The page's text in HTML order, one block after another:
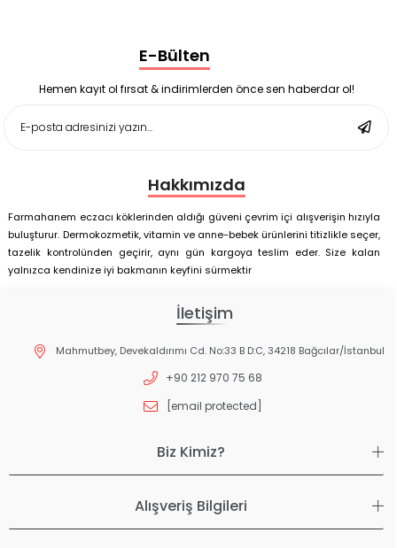
Enterogermina Family 5 ml 20 Flakon
Deep Flex Stres Azaltıcı ve Enerji Dengeleyici Topraklama
Matı Set 40x60 cm
Deep Flex Stres Azaltıcı ve Enerji Dengeleyici Topraklama
E-Bülten
Hemen kayıt ol fırsat & indirimlerden önce sen haberdar ol!
Hakkımızda
Farmahanem eczacı köklerinden aldığı güveni çevrim içi alışverişin hızıyla
buluşturur. Dermokozmetik, vitamin ve anne-bebek ürünlerini titizlikle seçer,
tazelik kontrolünden geçirir, aynı gün kargoya teslim eder. Size kalan
yalnızca kendinize iyi bakmanın keyfini sürmektir
İletişim
Mahmutbey, Devekaldırımı Cd. No:33 B D:C, 34218 Bağcılar/İstanbul
+90 212 970 75 68
[email protected]
Biz Kimiz?
Alışveriş Bilgileri